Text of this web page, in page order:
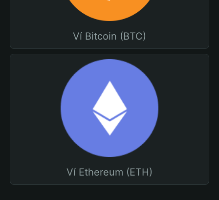
Ví Bitcoin (BTC)
Ví Ethereum (ETH)